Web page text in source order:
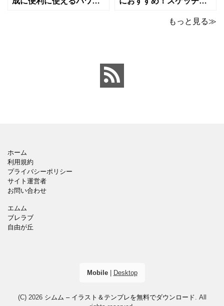
なパワーポイントのテン
トにおすすめします。 ダ
ウンロードしてテキス
もっと見る≫
ホーム
利用規約
プライバシーポリシー
サイト運営者
お問い合わせ
エムム
ブレラブ
自由が丘
Mobile| Desktop
(C) 2026 シムム – イラスト＆テンプレを無料でダウンロード . All